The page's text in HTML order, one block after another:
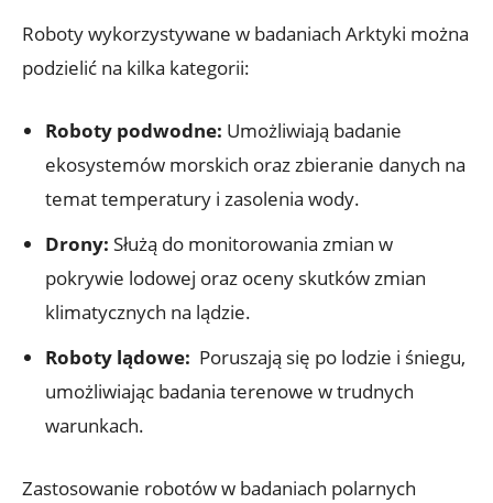
Roboty wykorzystywane w badaniach‍ Arktyki można
podzielić ‌na kilka ​kategorii:
Roboty‍ podwodne: Umożliwiają badanie
ekosystemów morskich oraz ⁤zbieranie danych na
temat temperatury i zasolenia wody.
Drony: ⁤Służą do monitorowania zmian w
pokrywie lodowej oraz oceny skutków ⁢zmian
klimatycznych ⁢na lądzie.
Roboty lądowe: ⁢ Poruszają⁣ się po lodzie i​ śniegu,
umożliwiając badania terenowe w trudnych⁣
warunkach.
Zastosowanie robotów⁤ w badaniach polarnych